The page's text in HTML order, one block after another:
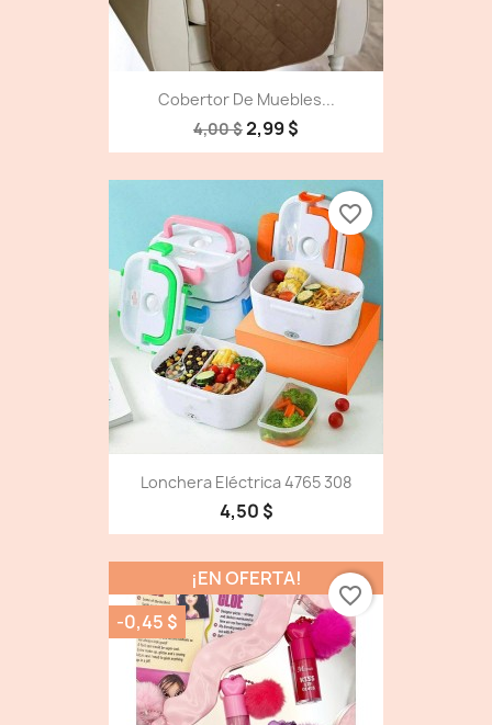
Cobertor De Muebles...
4,00 $2,99 $
Lonchera Eléctrica 4765 308
4,50 $
favorite_border
¡EN OFERTA!
-0,45 $
favorite_border